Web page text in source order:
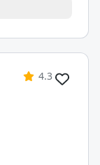
4.3